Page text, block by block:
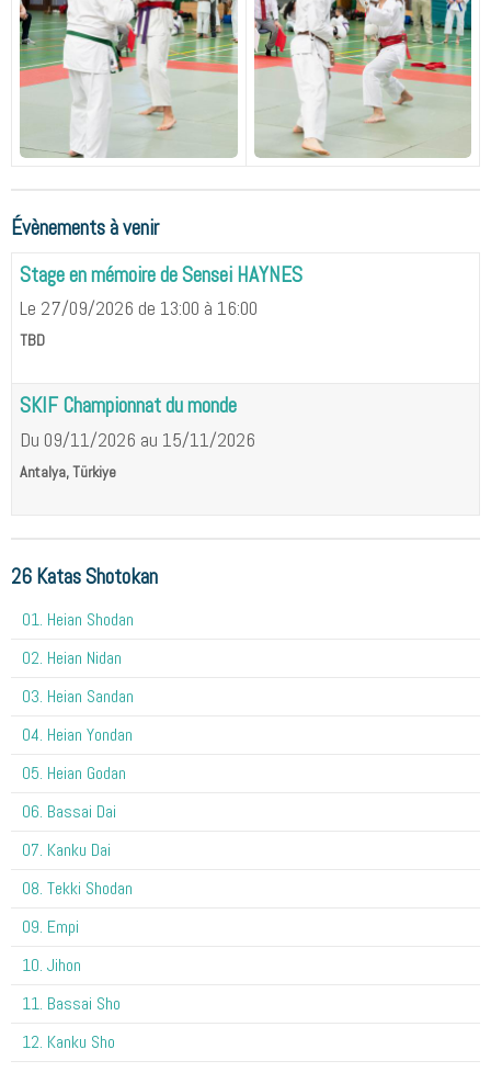
Évènements à venir
Stage en mémoire de Sensei HAYNES
Le 27/09/2026 de 13:00 à 16:00
TBD
SKIF Championnat du monde
Du 09/11/2026 au 15/11/2026
Antalya, Türkiye
26 Katas Shotokan
01. Heian Shodan
02. Heian Nidan
03. Heian Sandan
04. Heian Yondan
05. Heian Godan
06. Bassai Dai
07. Kanku Dai
08. Tekki Shodan
09. Empi
10. Jihon
11. Bassai Sho
12. Kanku Sho